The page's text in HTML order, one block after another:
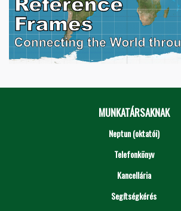
MUNKATÁRSAKNAK
Neptun (oktatói)
Telefonkönyv
Kancellária
Segítségkérés